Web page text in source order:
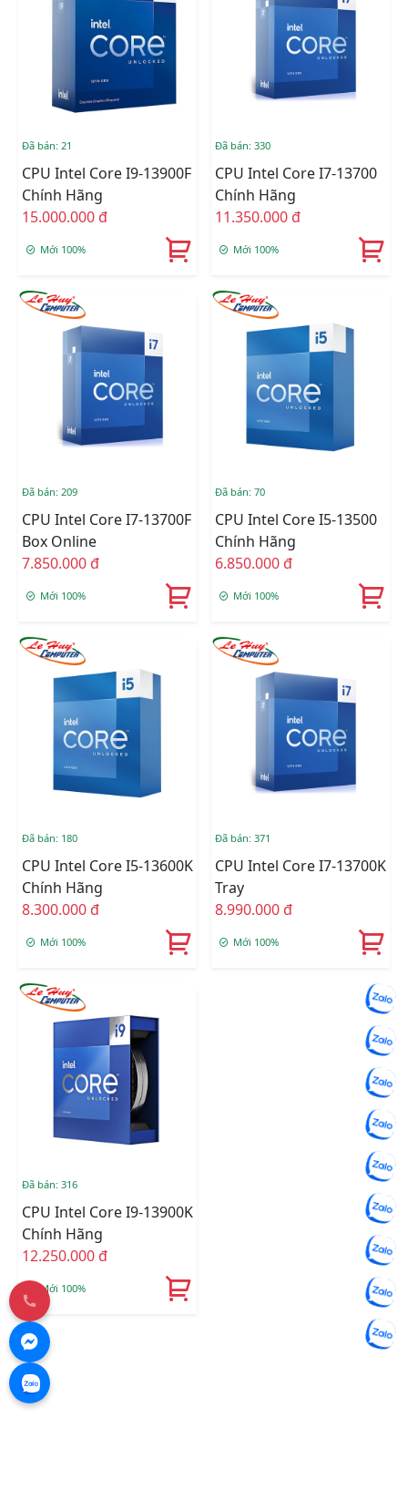
Đã bán: 21
CPU Intel Core I9-13900F
Chính Hãng
15.000.000 đ
Mới 100%
Đã bán: 330
CPU Intel Core I7-13700
Chính Hãng
11.350.000 đ
Mới 100%
Đã bán: 209
CPU Intel Core I7-13700F
Box Online
7.850.000 đ
Mới 100%
Đã bán: 70
CPU Intel Core I5-13500
Chính Hãng
6.850.000 đ
Mới 100%
Đã bán: 180
CPU Intel Core I5-13600K
Chính Hãng
8.300.000 đ
Mới 100%
Đã bán: 371
CPU Intel Core I7-13700K
Tray
8.990.000 đ
Mới 100%
Đã bán: 316
CPU Intel Core I9-13900K
Chính Hãng
12.250.000 đ
Mới 100%